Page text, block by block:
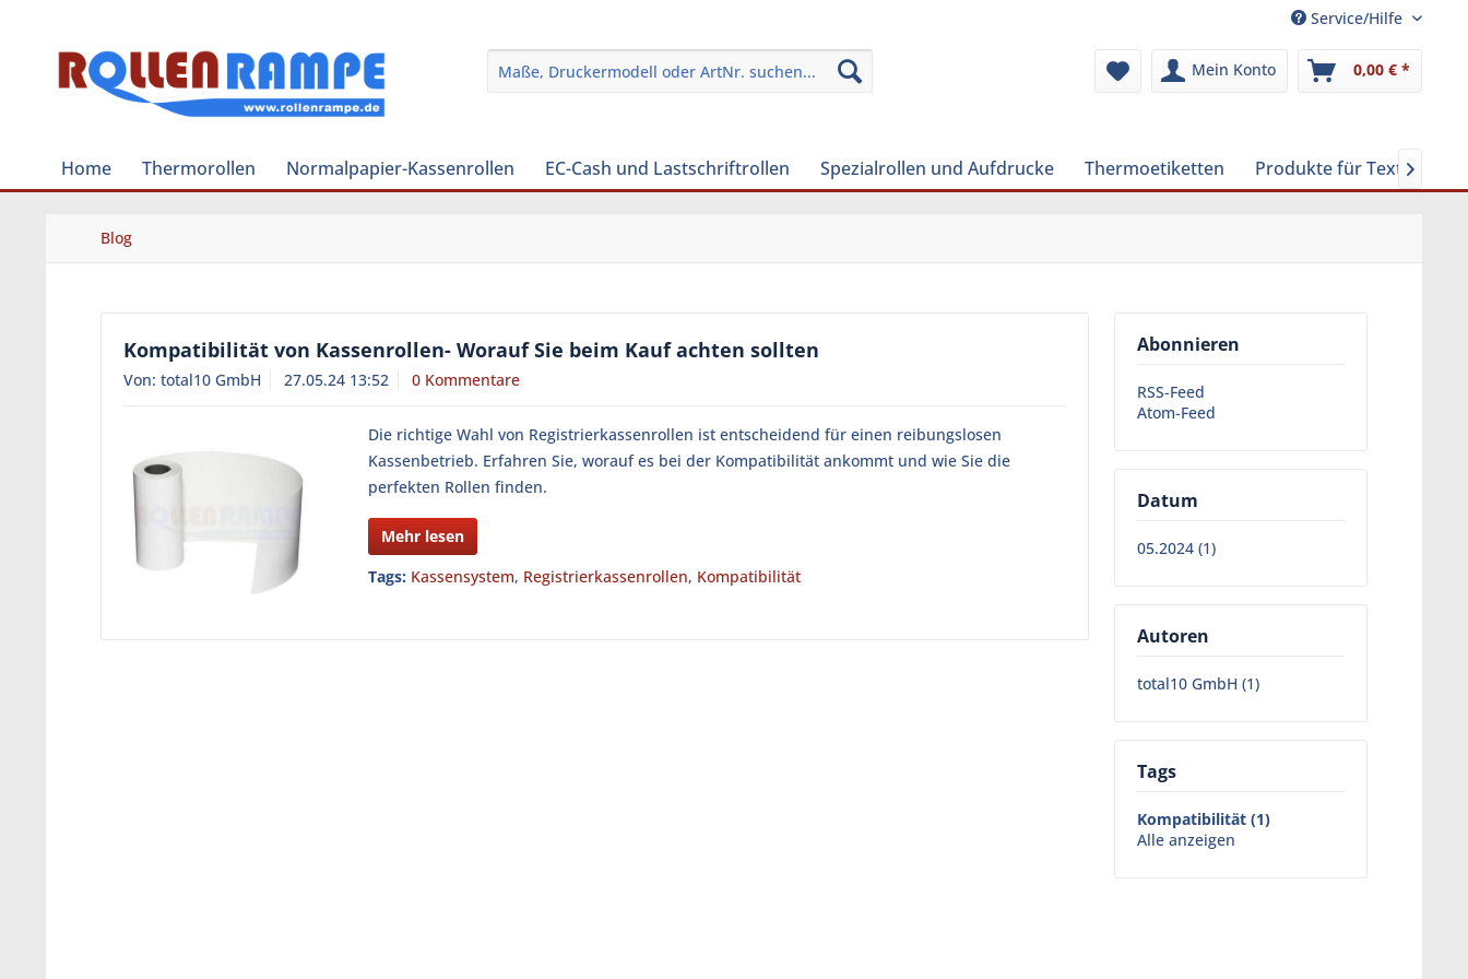
Service/Hilfe
Mein Konto 0,00 € *
Home Thermorollen Normalpapier-Kassenrollen EC-Cash und Lastschriftrollen Spezialrollen und Aufdrucke Thermoetiketten Produkte für 
Blog
Abonnieren
RSS-Feed
Atom-Feed
Datum
05.2024 (1)
Autoren
total10 GmbH (1)
Tags
Kompatibilität (1)
Alle anzeigen
Kompatibilität von Kassenrollen- Worauf Sie beim Kauf achten sollten
Von: total10 GmbH 27.05.24 13:52 0 Kommentare
Die richtige Wahl von Registrierkassenrollen ist entscheidend für einen reibungslosen
Kassenbetrieb. Erfahren Sie, worauf es bei der Kompatibilität ankommt und wie Sie die
perfekten Rollen finden.
Mehr lesen
Tags: Kassensystem, Registrierkassenrollen, Kompatibilität